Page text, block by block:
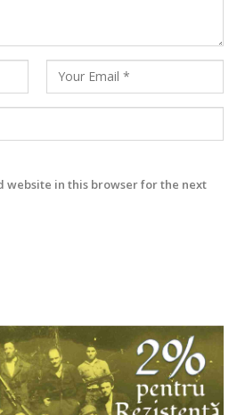
website in this browser for the next